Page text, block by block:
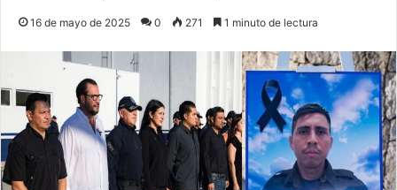
16 de mayo de 2025 0 271 1 minuto de lectura